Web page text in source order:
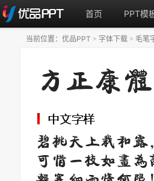
首页 PPT模
当前位置： 优品PPT > 字体下载 > 毛笔